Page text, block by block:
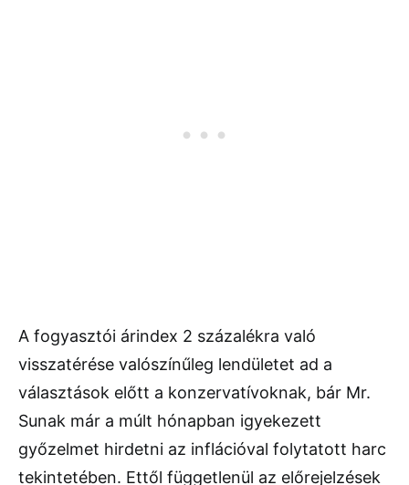
A fogyasztói árindex 2 százalékra való
visszatérése valószínűleg lendületet ad a
választások előtt a konzervatívoknak, bár Mr.
Sunak már a múlt hónapban igyekezett
győzelmet hirdetni az inflációval folytatott harc
tekintetében. Ettől függetlenül az előrejelzések